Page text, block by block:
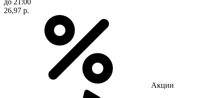
26,97 р.
Акции